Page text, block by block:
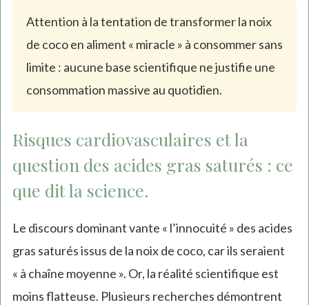
external)
Attention à la tentation de transformer la noix
de coco en aliment « miracle » à consommer sans
limite : aucune base scientifique ne justifie une
consommation massive au quotidien.
Risques cardiovasculaires et la
question des acides gras saturés : ce
que dit la science.
Le discours dominant vante « l’innocuité » des acides
gras saturés issus de la noix de coco, car ils seraient
« à chaîne moyenne ». Or, la réalité scientifique est
moins flatteuse. Plusieurs recherches démontrent